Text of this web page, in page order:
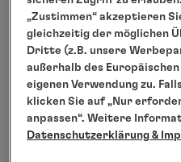
TANZSHOW
„Zustimmen“ akzeptieren
gleichzeitig der möglichen
Dritte (z.B. unsere
außerhalb des
eigenen Verwendung zu.
klicken Sie auf „Nur
anpassen“. Weitere
Datenschutzerklärung &